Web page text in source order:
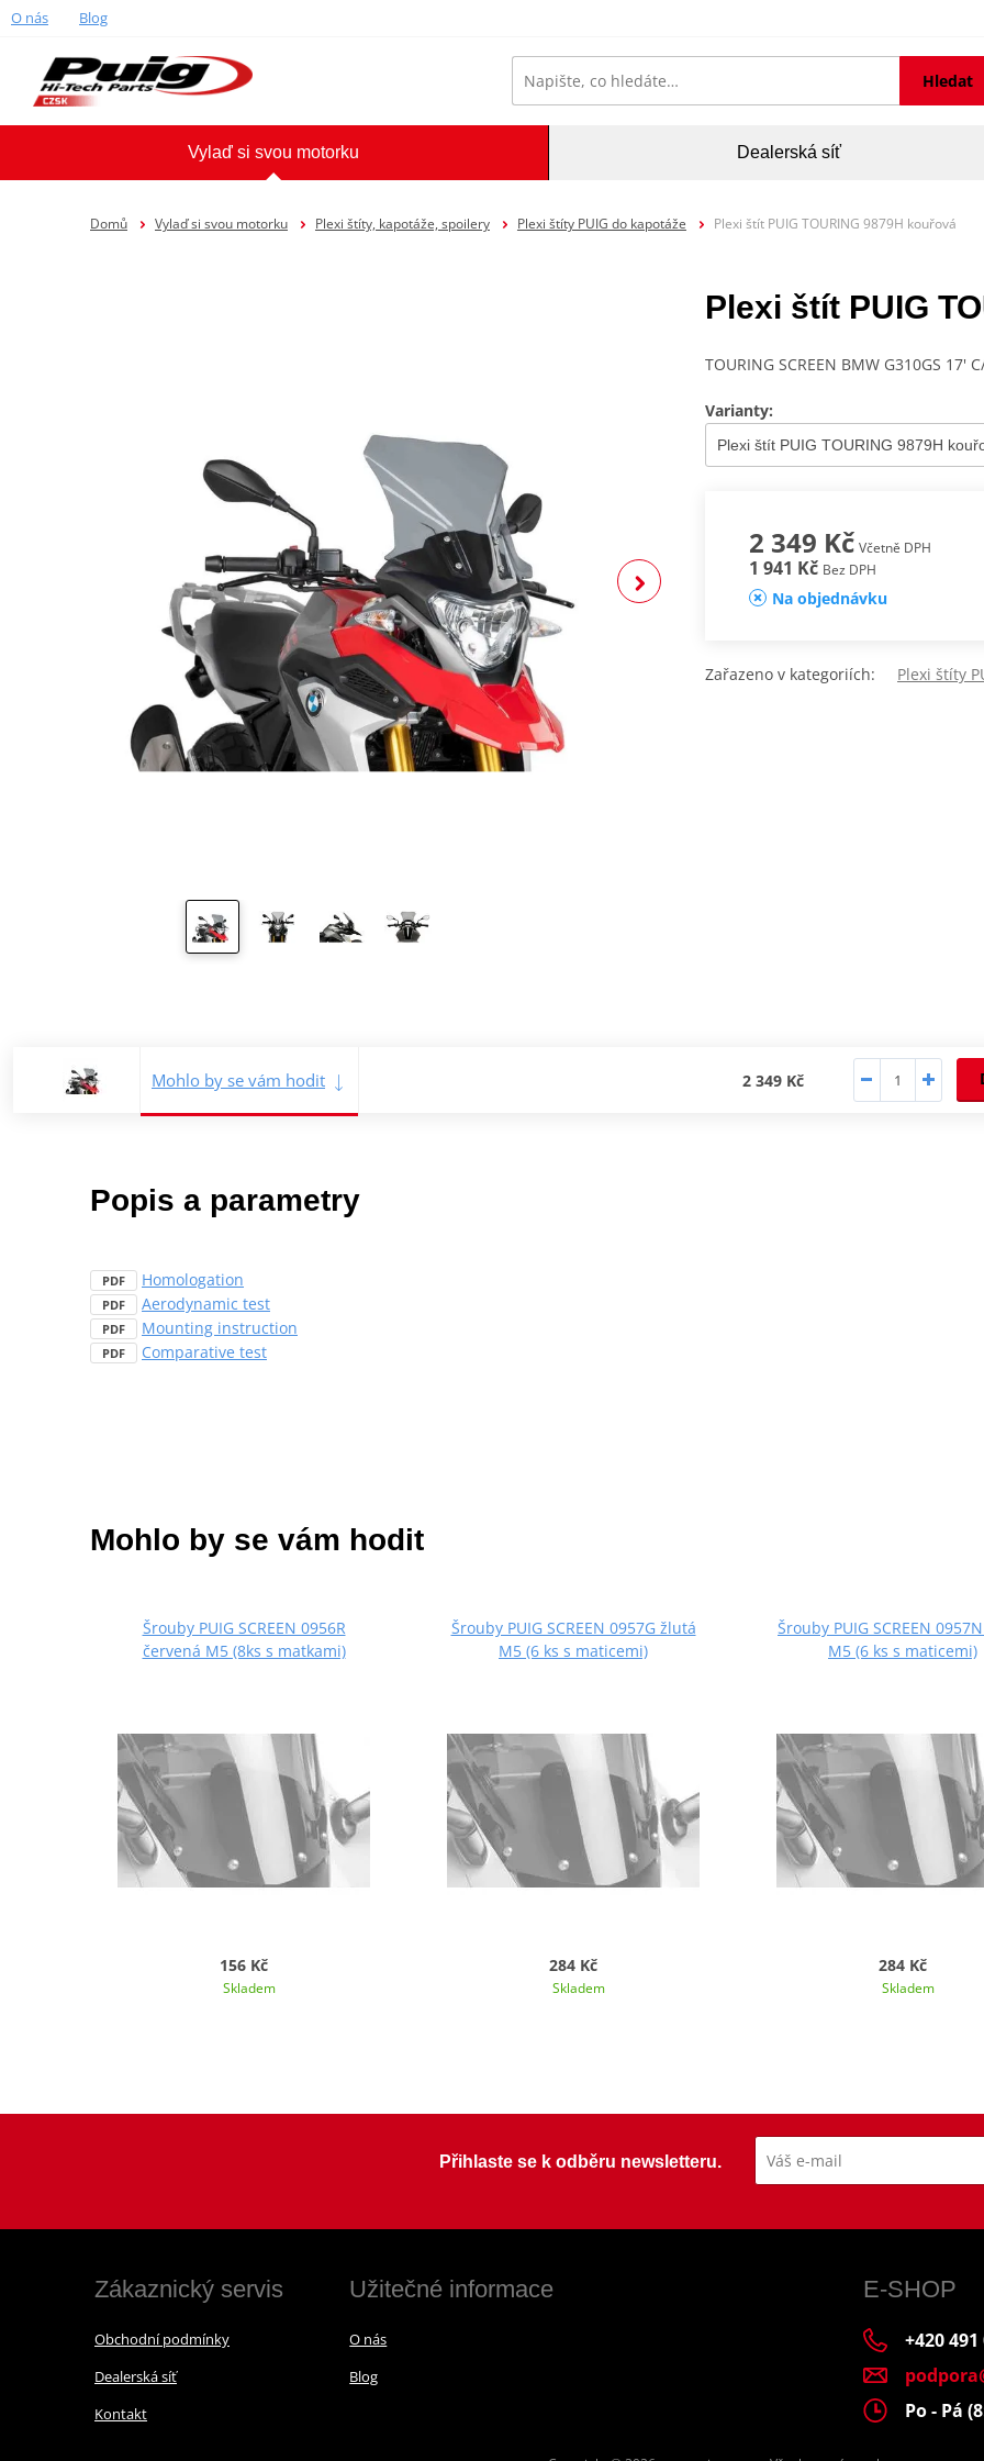
O nás Blog
Hledat
Vylaď si svou motorku Dealerská síť
Domů Vylaď si svou motorku Plexi štíty, kapotáže, spoilery Plexi štíty PUIG do kapotáže Plexi štít PUIG TOURING 9879H kouřová
Plexi štít PUIG
TOURING SCREEN BMW G310GS 17'
Varianty:
2 349 Kč Včetně DPH
1 941 Kč Bez DPH
Na objednávku
Zařazeno v kategoriích: Plexi štíty
Mohlo by se vám hodit 2 349 Kč
Popis a parametry
PDF Homologation
PDF Aerodynamic test
PDF Mounting instruction
PDF Comparative test
Mohlo by se vám hodit
Šrouby PUIG SCREEN 0956R
červená M5 (8ks s matkami)
156 Kč
Skladem
Šrouby PUIG SCREEN 0957G žlutá
M5 (6 ks s maticemi)
284 Kč
Skladem
Šrouby PUIG SCREEN
M5 (6 ks s maticemi)
284 Kč
Skladem
Přihlaste se k odběru newsletteru.
Zákaznický servis
Obchodní podmínky
Dealerská síť
Kontakt
Užitečné informace
O nás
Blog
E-SHOP
+420 491
Po - Pá